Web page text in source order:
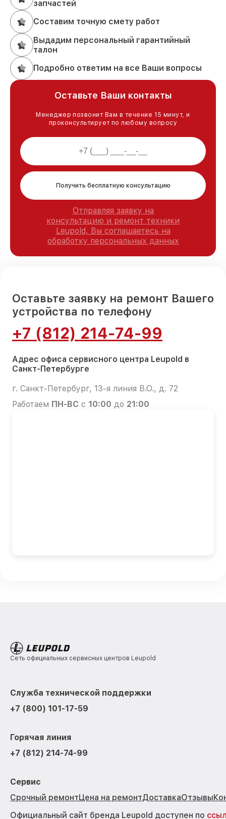
запчастей
Составим точную смету работ
Выдадим персональный гарантийный
талон
Подробно ответим на все Ваши вопросы
Оставьте Ваши контакты
Менеджер позвонит Вам в течение 15 минут, и
проконсультирует по любому вопросу
Получить бесплатную консультацию
Отправляя заявку на
консультацию и ремонт техники
Leupold, Вы соглашаетесь на
обработку персональных данных
Оставьте заявку на ремонт Вашего
устройства по телефону
+7 (812) 214-74-99
Адрес офиса сервисного центра Leupold в
Санкт-Петербурге
г. Санкт-Петербург, 13-я линия В.О., д. 72
Работаем ПН-ВС с 10:00 до 21:00
Сеть официальных сервисных центров Leupold
Служба технической поддержки
+7 (800) 101-17-59
Горячая линия
+7 (812) 214-74-99
Сервис
Срочный ремонтЦена на ремонтДоставкаОтзывы
Официальный сайт бренда Leupold доступен по